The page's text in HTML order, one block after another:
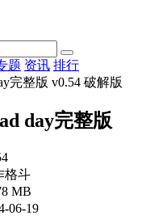
题 资讯 排行
day完整版
格斗
MB
06-19